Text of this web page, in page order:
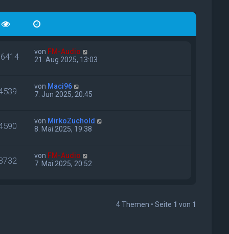
von FM-Audio
21. Aug 2025, 13:03
von Maci96
7. Jun 2025, 20:45
von MirkoZuchold
8. Mai 2025, 19:38
von FM-Audio
7. Mai 2025, 20:52
4 Themen • Seite 1 von 1